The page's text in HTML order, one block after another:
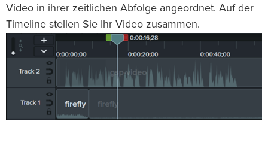
Video in ihrer zeitlichen Abfolge angeordnet. Auf der
Timeline stellen Sie Ihr Video zusammen.